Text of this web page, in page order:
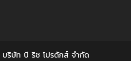
บริษัท บี ริช โปรดักส์ จำกัด